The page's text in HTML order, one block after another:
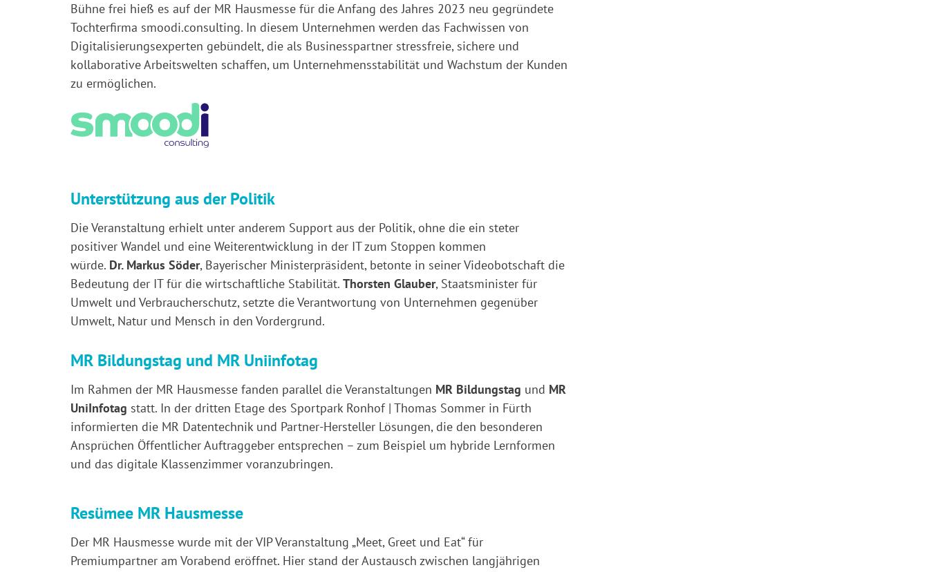
Bühne frei hieß es auf der MR Hausmesse für die Anfang des Jahres 2023 neu gegründete
Tochterfirma smoodi.consulting. In diesem Unternehmen werden das Fachwissen von
Digitalisierungsexperten gebündelt, die als Businesspartner stressfreie, sichere und
kollaborative Arbeitswelten schaffen, um Unternehmensstabilität und Wachstum der Kunden
zu ermöglichen.
Unterstützung aus der Politik
Die Veranstaltung erhielt unter anderem Support aus der Politik, ohne die ein steter
positiver Wandel und eine Weiterentwicklung in der IT zum Stoppen kommen
würde. Dr. Markus Söder, Bayerischer Ministerpräsident, betonte in seiner Videobotschaft die
Bedeutung der IT für die wirtschaftliche Stabilität. Thorsten Glauber, Staatsminister für
Umwelt und Verbraucherschutz, setzte die Verantwortung von Unternehmen gegenüber
Umwelt, Natur und Mensch in den Vordergrund.
MR Bildungstag und MR Uniinfotag
Im Rahmen der MR Hausmesse fanden parallel die Veranstaltungen MR Bildungstag und MR
UniInfotag statt. In der dritten Etage des Sportpark Ronhof | Thomas Sommer in Fürth
informierten die MR Datentechnik und Partner-Hersteller Lösungen, die den besonderen
Ansprüchen Öffentlicher Auftraggeber entsprechen – zum Beispiel um hybride Lernformen
und das digitale Klassenzimmer voranzubringen.
Resümee MR Hausmesse
Der MR Hausmesse wurde mit der VIP Veranstaltung „Meet, Greet und Eat“ für
Premiumpartner am Vorabend eröffnet. Hier stand der Austausch zwischen langjährigen